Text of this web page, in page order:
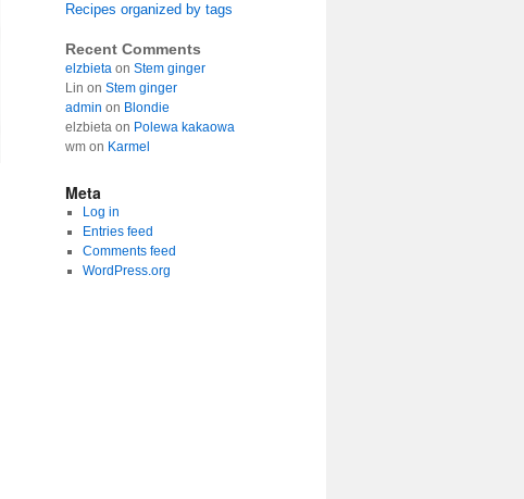
Recipes organized by tags
Recent Comments
elzbieta on Stem ginger
Lin on Stem ginger
admin on Blondie
elzbieta on Polewa kakaowa
wm on Karmel
Meta
Log in
Entries feed
Comments feed
WordPress.org